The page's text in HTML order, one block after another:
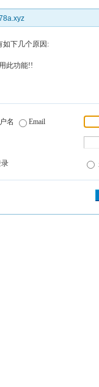
如下几个原因:
此功能!!
名 Email
录